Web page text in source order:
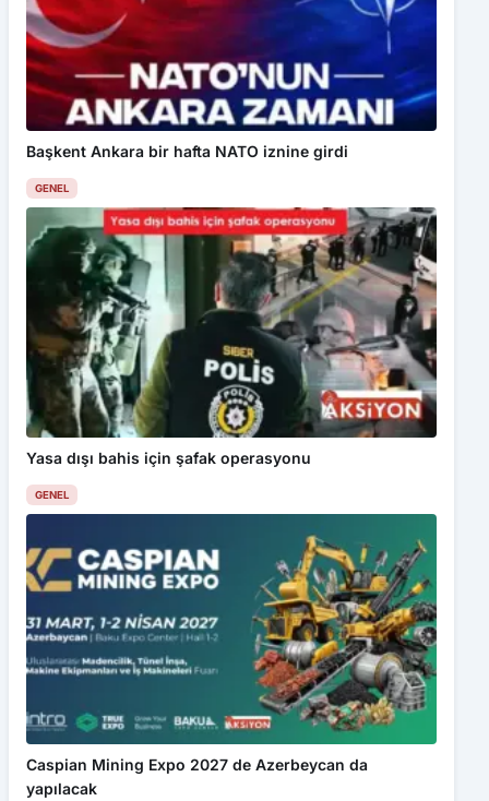
Başkent Ankara bir hafta NATO iznine girdi
GENEL
Yasa dışı bahis için şafak operasyonu
GENEL
Caspian Mining Expo 2027 de Azerbeycan da
yapılacak